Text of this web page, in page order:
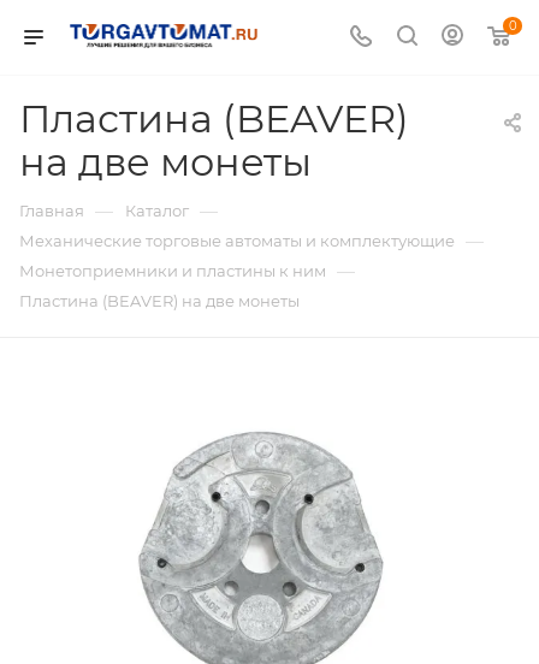
0
Пластина (BEAVER)
на две монеты
Главная — Каталог —
Механические торговые автоматы и комплектующие —
Монетоприемники и пластины к ним —
Пластина (BEAVER) на две монеты